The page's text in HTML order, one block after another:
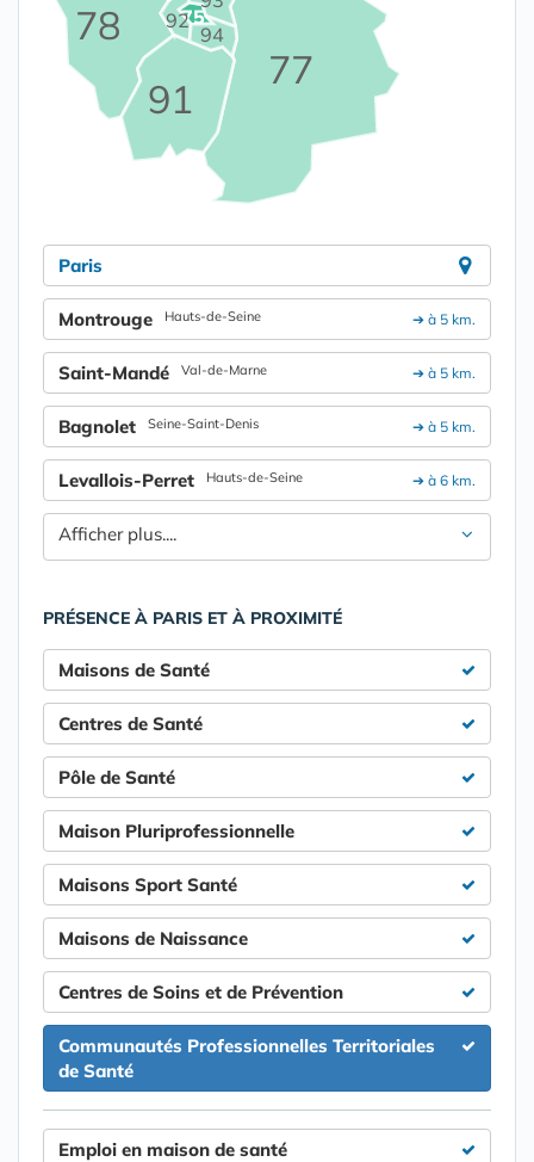
75
77
78
91
92
94
Paris
➔ à 5 km.
Montrouge Hauts-de-Seine
➔ à 5 km.
Saint-Mandé Val-de-Marne
➔ à 5 km.
Bagnolet Seine-Saint-Denis
➔ à 6 km.
Levallois-Perret Hauts-de-Seine
Afficher plus....
PRÉSENCE À PARIS ET À PROXIMITÉ
Maisons de Santé
Centres de Santé
Pôle de Santé
Maison Pluriprofessionnelle
Maisons Sport Santé
Maisons de Naissance
Centres de Soins et de Prévention
Communautés Professionnelles Territoriales
de Santé
Emploi en maison de santé